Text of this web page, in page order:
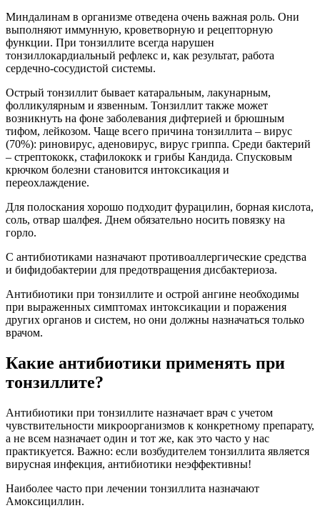
Миндалинам в организме отведена очень важная роль. Они
выполняют иммунную, кроветворную и рецепторную
функции. При тонзиллите всегда нарушен
тонзиллокардиальный рефлекс и, как результат, работа
сердечно-сосудистой системы.
Острый тонзиллит бывает катаральным, лакунарным,
фолликулярным и язвенным. Тонзиллит также может
возникнуть на фоне заболевания дифтерией и брюшным
тифом, лейкозом. Чаще всего причина тонзиллита – вирус
(70%): риновирус, аденовирус, вирус гриппа. Среди бактерий
– стрептококк, стафилококк и грибы Кандида. Спусковым
крючком болезни становится интоксикация и
переохлаждение.
Для полоскания хорошо подходит фурацилин, борная кислота,
соль, отвар шалфея. Днем обязательно носить повязку на
горло.
С антибиотиками назначают противоаллергические средства
и бифидобактерии для предотвращения дисбактериоза.
Антибиотики при тонзиллите и острой ангине необходимы
при выраженных симптомах интоксикации и поражения
других органов и систем, но они должны назначаться только
врачом.
Какие антибиотики применять при
тонзиллите?
Антибиотики при тонзиллите назначает врач с учетом
чувствительности микроорганизмов к конкретному препарату,
а не всем назначает один и тот же, как это часто у нас
практикуется. Важно: если возбудителем тонзиллита является
вирусная инфекция, антибиотики неэффективны!
Наиболее часто при лечении тонзиллита назначают
Амоксициллин.